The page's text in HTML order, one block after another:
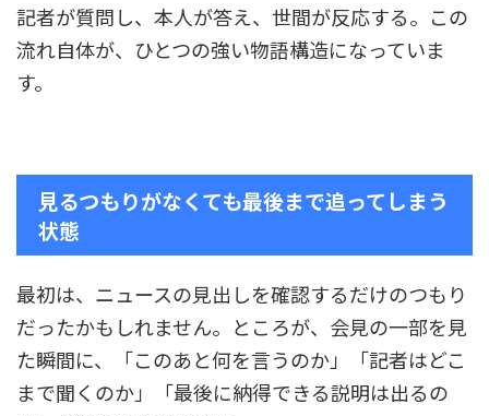
記者が質問し、本人が答え、世間が反応する。この
流れ自体が、ひとつの強い物語構造になっていま
す。
見るつもりがなくても最後まで追ってしまう
状態
最初は、ニュースの見出しを確認するだけのつもり
だったかもしれません。ところが、会見の一部を見
た瞬間に、「このあと何を言うのか」「記者はどこ
まで聞くのか」「最後に納得できる説明は出るの